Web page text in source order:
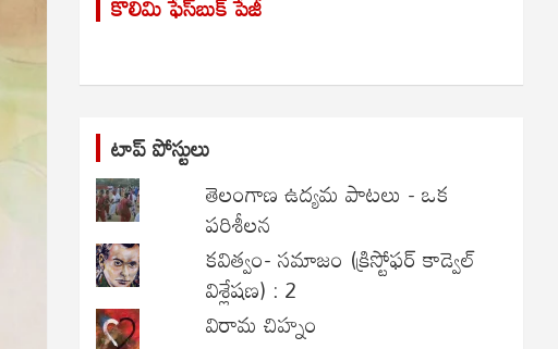
c
టాప్ పోస్టులు
తెలంగాణ ఉద్యమ పాటలు - ఒక
పరిశీలన
కవిత్వం- సమాజం (క్రిస్టోఫర్ కాడ్వెల్
విశ్లేషణ) : 2
విరామ చిహ్నం